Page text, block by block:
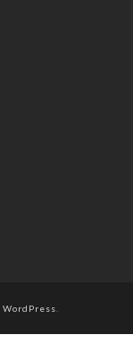
WordPress